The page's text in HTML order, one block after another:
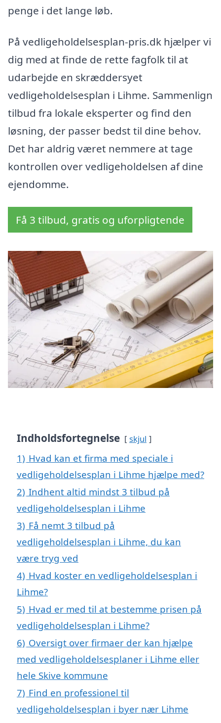
penge i det lange løb.
På vedligeholdelsesplan-pris.dk hjælper vi
dig med at finde de rette fagfolk til at
udarbejde en skræddersyet
vedligeholdelsesplan i Lihme. Sammenlign
tilbud fra lokale eksperter og find den
løsning, der passer bedst til dine behov.
Det har aldrig været nemmere at tage
kontrollen over vedligeholdelsen af dine
ejendomme.
Få 3 tilbud, gratis og uforpligtende
Indholdsfortegnelse skjul
1) Hvad kan et firma med speciale i
vedligeholdelsesplan i Lihme hjælpe med?
2) Indhent altid mindst 3 tilbud på
vedligeholdelsesplan i Lihme
3) Få nemt 3 tilbud på
vedligeholdelsesplan i Lihme, du kan
være tryg ved
4) Hvad koster en vedligeholdelsesplan i
Lihme?
5) Hvad er med til at bestemme prisen på
vedligeholdelsesplan i Lihme?
6) Oversigt over firmaer der kan hjælpe
med vedligeholdelsesplaner i Lihme eller
hele Skive kommune
7) Find en professionel til
vedligeholdelsesplan i byer nær Lihme